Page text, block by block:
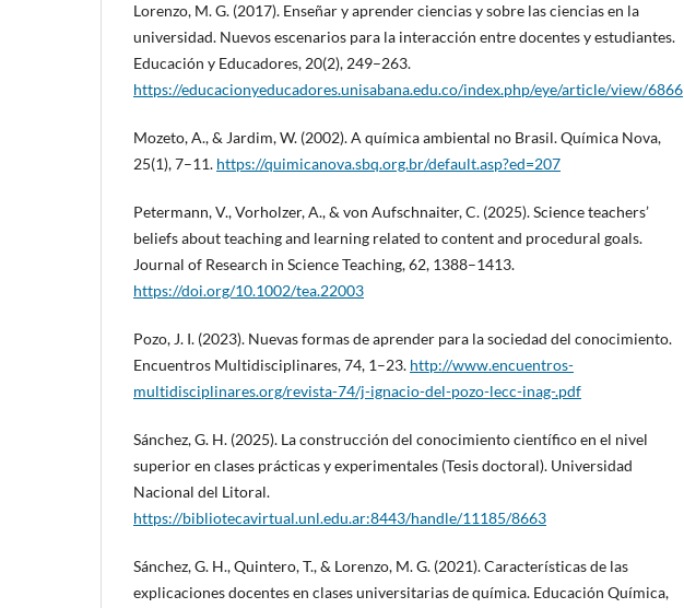
Lorenzo, M. G. (2017). Enseñar y aprender ciencias y sobre las ciencias en la
universidad. Nuevos escenarios para la interacción entre docentes y estudiantes.
Educación y Educadores, 20(2), 249–263.
https://educacionyeducadores.unisabana.edu.co/index.php/eye/article/view/6866
Mozeto, A., & Jardim, W. (2002). A química ambiental no Brasil. Química Nova,
25(1), 7–11. https://quimicanova.sbq.org.br/default.asp?ed=207
Petermann, V., Vorholzer, A., & von Aufschnaiter, C. (2025). Science teachers’
beliefs about teaching and learning related to content and procedural goals.
Journal of Research in Science Teaching, 62, 1388–1413.
https://doi.org/10.1002/tea.22003
Pozo, J. I. (2023). Nuevas formas de aprender para la sociedad del conocimiento.
Encuentros Multidisciplinares, 74, 1–23. http://www.encuentros-
multidisciplinares.org/revista-74/j-ignacio-del-pozo-lecc-inag-.pdf
Sánchez, G. H. (2025). La construcción del conocimiento científico en el nivel
superior en clases prácticas y experimentales (Tesis doctoral). Universidad
Nacional del Litoral.
https://bibliotecavirtual.unl.edu.ar:8443/handle/11185/8663
Sánchez, G. H., Quintero, T., & Lorenzo, M. G. (2021). Características de las
explicaciones docentes en clases universitarias de química. Educación Química,